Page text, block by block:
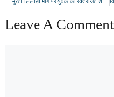
Leave A Comment